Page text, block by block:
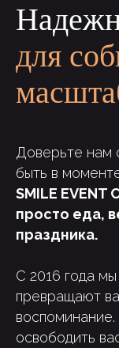
для
Доверьте нам
быть в
SMILE EVENT
просто еда,
праздника.
С 2016 года
превращают
освободить
Для
позиций
и